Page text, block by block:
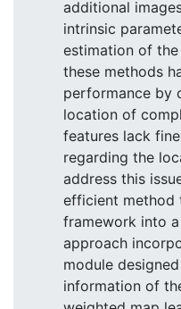
additional
intrinsic
estimation of
these methods
performance by
location of
features lack
regarding the
address this
efficient method
framework into
approach
module
information of